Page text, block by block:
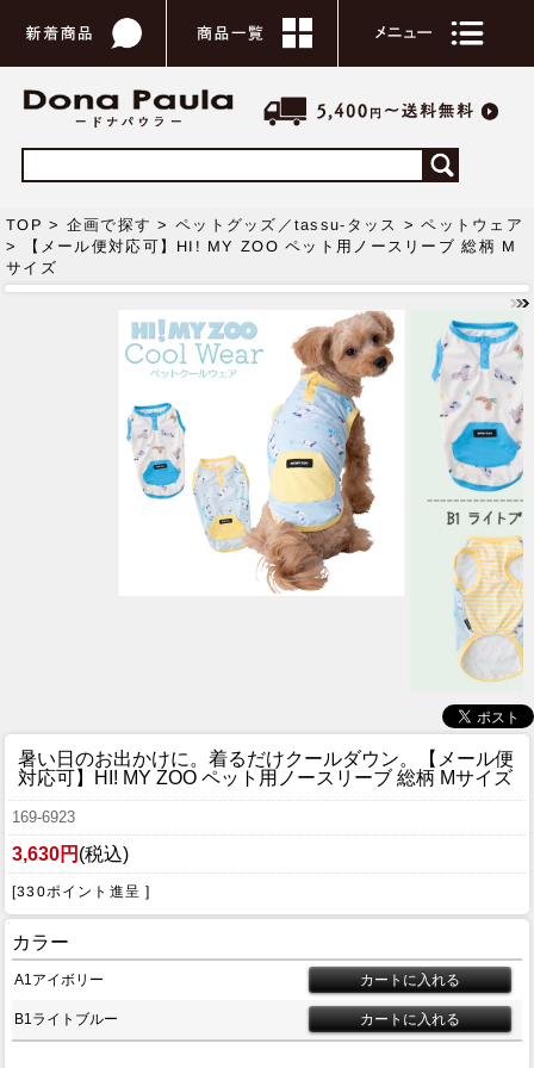
TOP > 企画で探す > ペットグッズ／tassu-タッス >ペットウェア
> 【メール便対応可】HI! MY ZOO ペット用ノースリーブ 総柄 M
サイズ
暑い日のお出かけに。着るだけクールダウン。
【メール便
対応可】HI! MY ZOO ペット用ノースリーブ 総柄 Mサイズ
169-6923
3,630円 (税込)
[330ポイント進呈 ]
カラー
A1アイボリー
B1ライトブルー